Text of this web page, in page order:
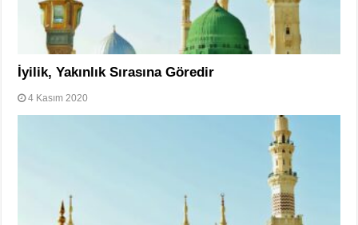
İyilik, Yakınlık Sırasına Göredir
4 Kasım 2020